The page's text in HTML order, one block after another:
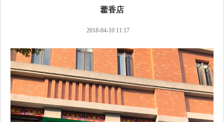
藿香店
2018-04-10 11:17